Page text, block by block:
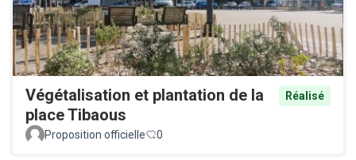
Végétalisation et plantation de la
place Tibaous
Réalisé
Proposition officielle 0